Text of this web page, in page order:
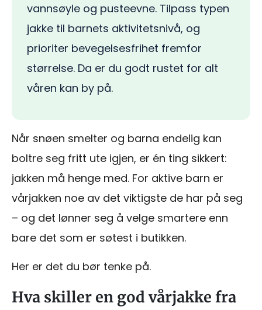
vannsøyle og pusteevne. Tilpass typen
jakke til barnets aktivitetsnivå, og
prioriter bevegelsesfrihet fremfor
størrelse. Da er du godt rustet for alt
våren kan by på.
Når snøen smelter og barna endelig kan
boltre seg fritt ute igjen, er én ting sikkert:
jakken må henge med. For aktive barn er
vårjakken noe av det viktigste de har på seg
– og det lønner seg å velge smartere enn
bare det som er søtest i butikken.
Her er det du bør tenke på.
Hva skiller en god vårjakke fra